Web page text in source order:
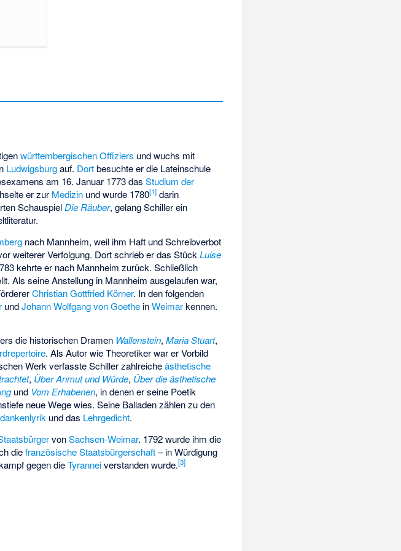
württembergischen Offiziers und wuchs mit
Ludwigsburgauf. Dortbesuchte er die Lateinschule
am 16. Januar 1773 dasStudium der
er zur Medizin und wurde 1780[1] darin
SchauspielDie Räuber, gelang Schiller ein
nach Mannheim, weil ihm Haft und Schreibverbot
weiterer Verfolgung. Dort schrieb er das StückLuise
kehrte er nach Mannheim zurück. Schließlich
Als seine Anstellung in Mannheim ausgelaufen war,
Christian Gottfried Körner. In den folgenden
undJohann Wolfgang von Goethe inWeimarkennen.
die historischen Dramen Wallenstein,Maria Stuart,
. Als Autor wie Theoretiker war er Vorbild
Werk verfasste Schiller zahlreicheästhetische
, Über Anmut und Würde, Über die ästhetische
und Vom Erhabenen, in denen er seine Poetik
neue Wege wies. Seine Balladen zählen zu den
und das Lehrgedicht.
vonSachsen-Weimar. 1792 wurde ihm die
diefranzösische Staatsbürgerschaft– in Würdigung
gegen dieTyranneiverstanden wurde.[3]